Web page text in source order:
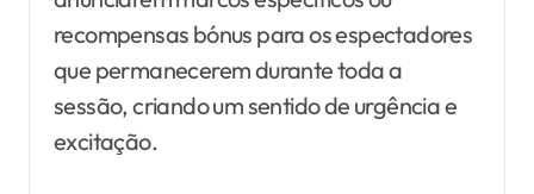
recompensas bónus para os espectadores
que permanecerem durante toda a
sessão, criando um sentido de urgência e
excitação.